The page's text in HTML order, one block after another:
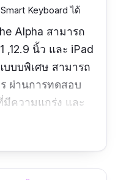
Keyboard ได้
Alpha สามารถ
,12.9 นิ้ว และ iPad
บบพิเศษ สามารถ
ผ่านการทดสอบ
ความแกร่ง และ
PC มีส่วนช่วยใน